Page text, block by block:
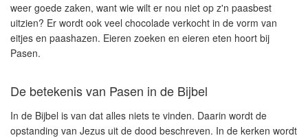
weer goede zaken, want wie wilt er nou niet op z'n paasbest
uitzien? Er wordt ook veel chocolade verkocht in de vorm van
eitjes en paashazen. Eieren zoeken en eieren eten hoort bij
Pasen.
De betekenis van Pasen in de Bijbel
In de Bijbel is van dat alles niets te vinden. Daarin wordt de
opstanding van Jezus uit de dood beschreven. In de kerken wordt